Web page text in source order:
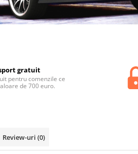
gratuit
pentru comenzile ce
de 700 euro.
Review-uri (0)